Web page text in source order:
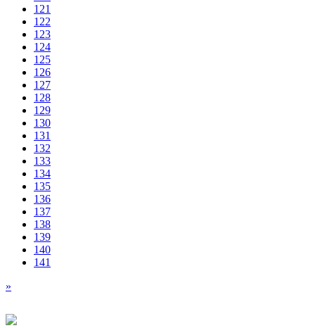
121
122
123
124
125
126
127
128
129
130
131
132
133
134
135
136
137
138
139
140
141
»